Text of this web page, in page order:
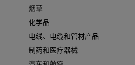
烟草
化学品
电线、电缆和管材产品
制药和医疗器械